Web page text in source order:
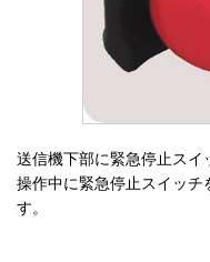
送信機下部に緊急停止スイ
操作中に緊急停止スイッ
す。